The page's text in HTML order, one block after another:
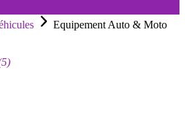
Equipement Auto & Moto